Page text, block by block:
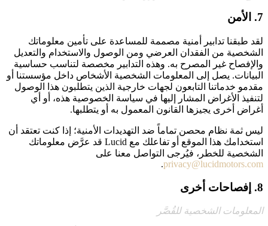
7. الأمن
لقد طبقنا تدابير أمنية مصممة للمساعدة على تأمين معلوماتك
الشخصية من الفقدان العرضي ومن الوصول والاستخدام والتعديل
والإفصاح غير المصرح به. وهذه التدابير مخصصة لتناسب حساسية
البيانات. يصل إلى المعلومات الشخصية الأشخاص داخل مؤسستنا أو
مقدمو خدماتنا التابعون لجهات خارجية الذين يتطلبون هذا الوصول
لتنفيذ الأغراض المشار إليها في سياسة الخصوصية هذه، أو أي
أغراض أخرى يجيزها القانون المعمول به أو يتطلبها.
ليس ثمة نظام محصن تماماً ضد التهديدات الأمنية؛ إذا كنت تعتقد أن
استخدامك هذا الموقع أو تفاعلك مع Lucid قد عرَّض معلوماتك
الشخصية للخطر، فيُرجى التواصل معنا على
privacy@lucidmotors.com
.
8. إفصاحات أخرى
المعلومات الشخصية للقُصَّر